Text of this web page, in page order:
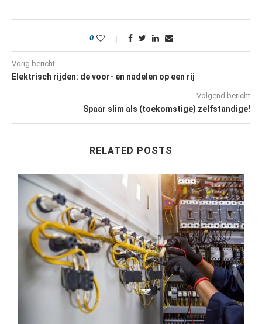
0
Vorig bericht
Elektrisch rijden: de voor- en nadelen op een rij
Volgend bericht
Spaar slim als (toekomstige) zelfstandige!
RELATED POSTS